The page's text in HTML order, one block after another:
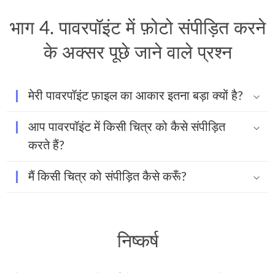
भाग 4. पावरपॉइंट में फ़ोटो संपीड़ित करने
के अक्सर पूछे जाने वाले प्रश्न
मेरी पावरपॉइंट फ़ाइल का आकार इतना बड़ा क्यों है?
आप पावरपॉइंट में किसी चित्र को कैसे संपीड़ित
करते हैं?
मैं किसी चित्र को संपीड़ित कैसे करूँ?
निष्कर्ष